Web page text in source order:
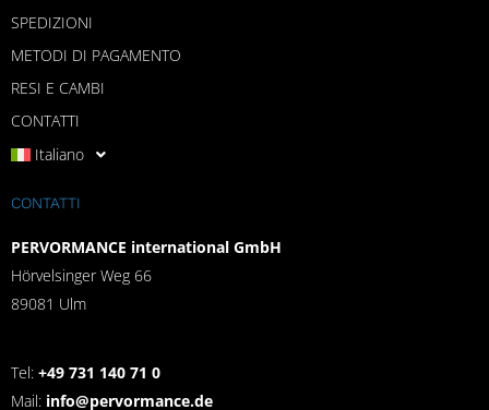
SPEDIZIONI
METODI DI PAGAMENTO
RESI E CAMBI
CONTATTI
Italiano
CONTATTI
PERVORMANCE international GmbH
Hörvelsinger Weg 66
89081 Ulm
Tel: +49 731 140 71 0
Mail: info@pervormance.de